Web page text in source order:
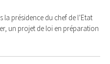
présidence du chef de l’Etat
un projet de loi en préparation